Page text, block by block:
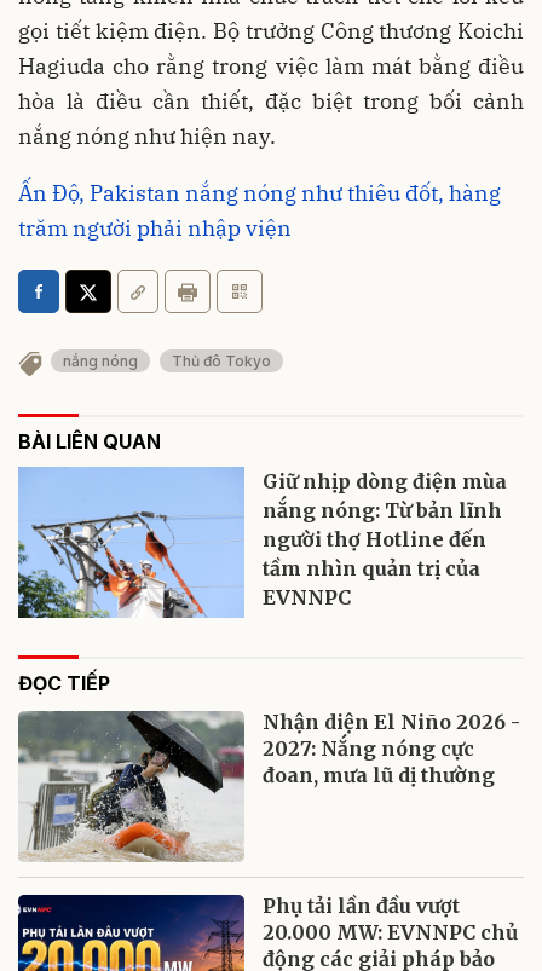
gọi tiết kiệm điện. Bộ trưởng Công thương Koichi
Hagiuda cho rằng trong việc làm mát bằng điều
hòa là điều cần thiết, đặc biệt trong bối cảnh
nắng nóng như hiện nay.
Ấn Độ, Pakistan nắng nóng như thiêu đốt, hàng
trăm người phải nhập viện
nắng nóng Thủ đô Tokyo
BÀI LIÊN QUAN
Giữ nhịp dòng điện mùa
nắng nóng: Từ bản lĩnh
người thợ Hotline đến
tầm nhìn quản trị của
EVNNPC
ĐỌC TIẾP
Nhận diện El Niño 2026 -
2027: Nắng nóng cực
đoan, mưa lũ dị thường
Phụ tải lần đầu vượt
20.000 MW: EVNNPC chủ
động các giải pháp bảo